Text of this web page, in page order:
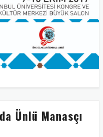
Ünlü Manasçı